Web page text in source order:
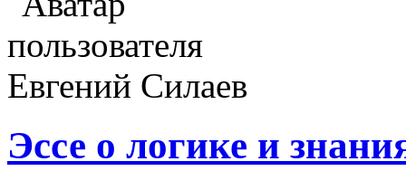
Эссе о логике и